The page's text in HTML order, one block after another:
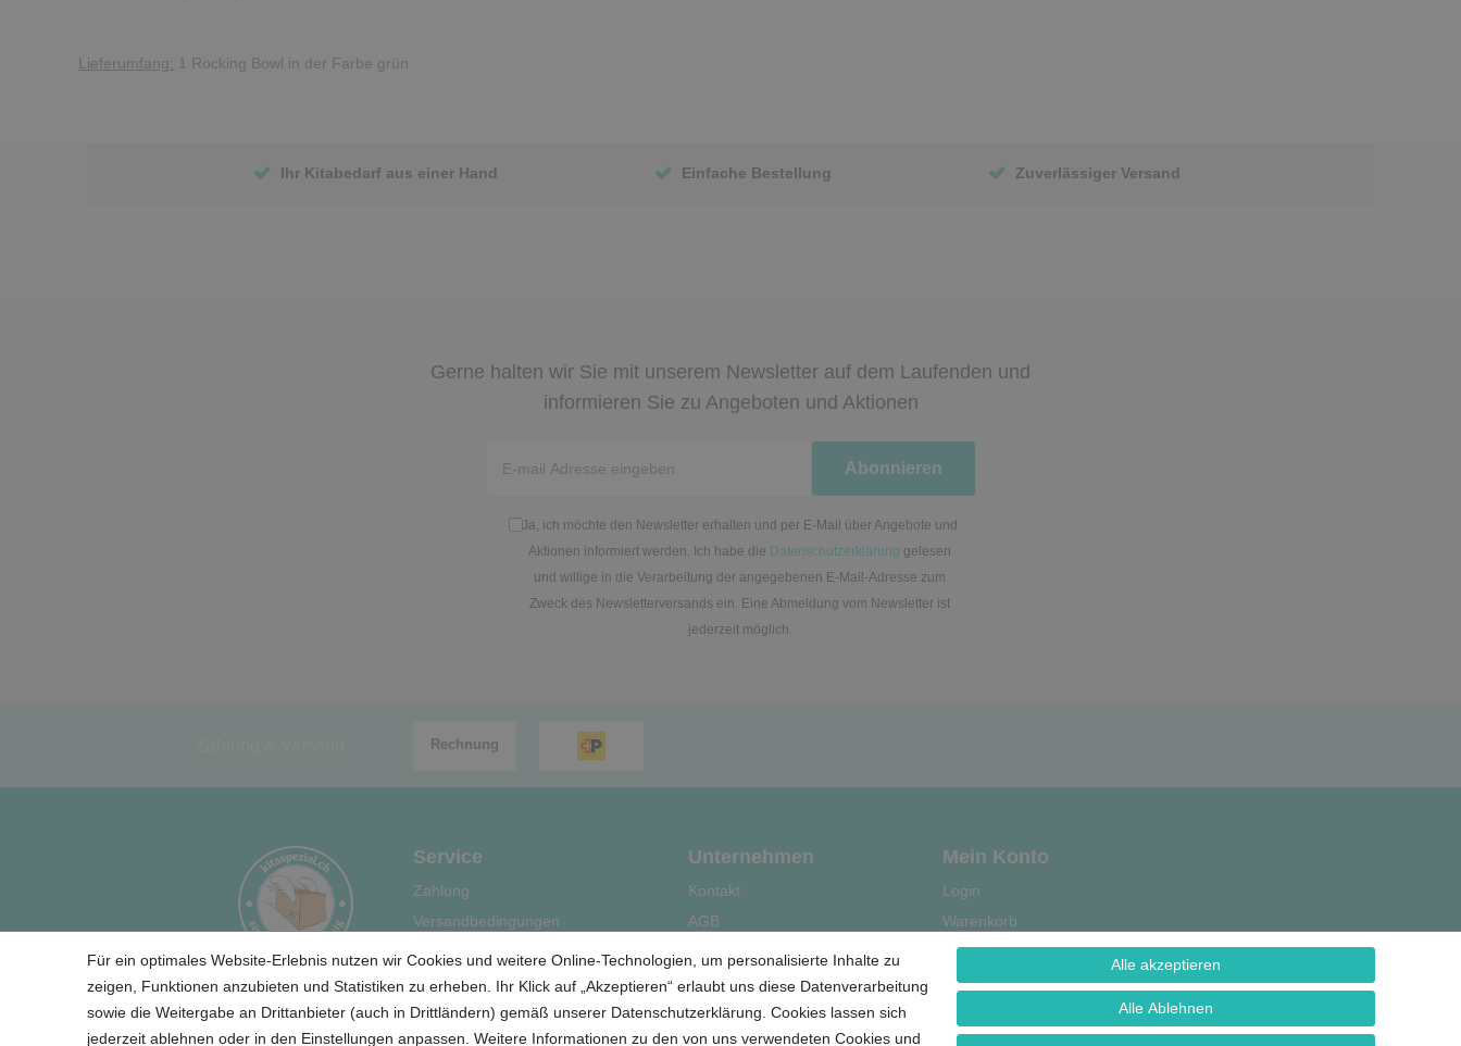
Lieferumfang: 1 Rocking Bowl in der Farbe grün
Ihr Kitabedarf aus einer Hand Einfache Bestellung Zuverlässiger Versand
Gerne halten wir Sie mit unserem Newsletter auf dem Laufenden und
informieren Sie zu Angeboten und Aktionen
Honig
Abonnieren
Ja, ich möchte den Newsletter erhalten und per E-Mail über Angebote und
Aktionen informiert werden. Ich habe die Datenschutzerklärung gelesen
und willige in die Verarbeitung der angegebenen E-Mail-Adresse zum
Zweck des Newsletterversands ein. Eine Abmeldung vom Newsletter ist
jederzeit möglich.
Für ein optimales Website-Erlebnis nutzen wir Cookies und weitere Online-Technologien, um personalisierte Inhalte zu
zeigen, Funktionen anzubieten und Statistiken zu erheben. Ihr Klick auf „Akzeptieren“ erlaubt uns diese Datenverarbeitung
sowie die Weitergabe an Drittanbieter (auch in Drittländern) gemäß unserer Datenschutzerklärung. Cookies lassen sich
jederzeit ablehnen oder in den Einstellungen anpassen. Weitere Informationen zu den von uns verwendeten Cookies und
Alle akzeptieren
Alle Ablehnen
Service
Zahlung
Versandbedingungen
Hilfe
Ihre Vorteile
Unternehmen
Kontakt
AGB
Impressum
Mein Konto
Login
Warenkorb
Kasse
Registrierung